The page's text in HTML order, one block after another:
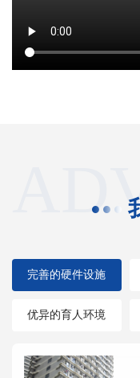
完善的硬件设施
优异的育人环境